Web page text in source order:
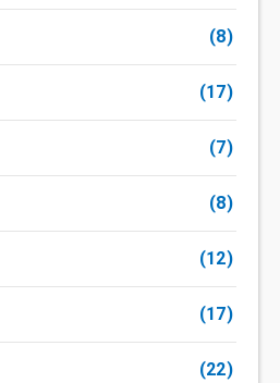
(8)
(17)
(7)
(8)
(12)
(17)
(22)